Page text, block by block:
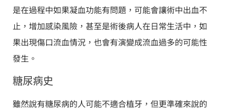
是在過程中如果凝血功能有問題，可能會讓術中出血不
止，增加感染風險，甚至是術後病人在日常生活中，如
果出現傷口流血情況，也會有演變成流血過多的可能性
發生。
糖尿病史
雖然說有糖尿病的人可能不適合植牙，但更準確來說的